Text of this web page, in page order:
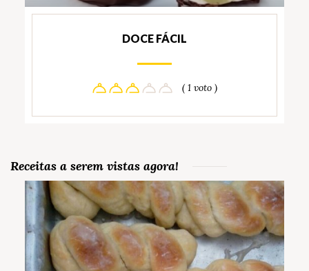
DOCE FÁCIL
( 1 voto )
Receitas a serem vistas agora!